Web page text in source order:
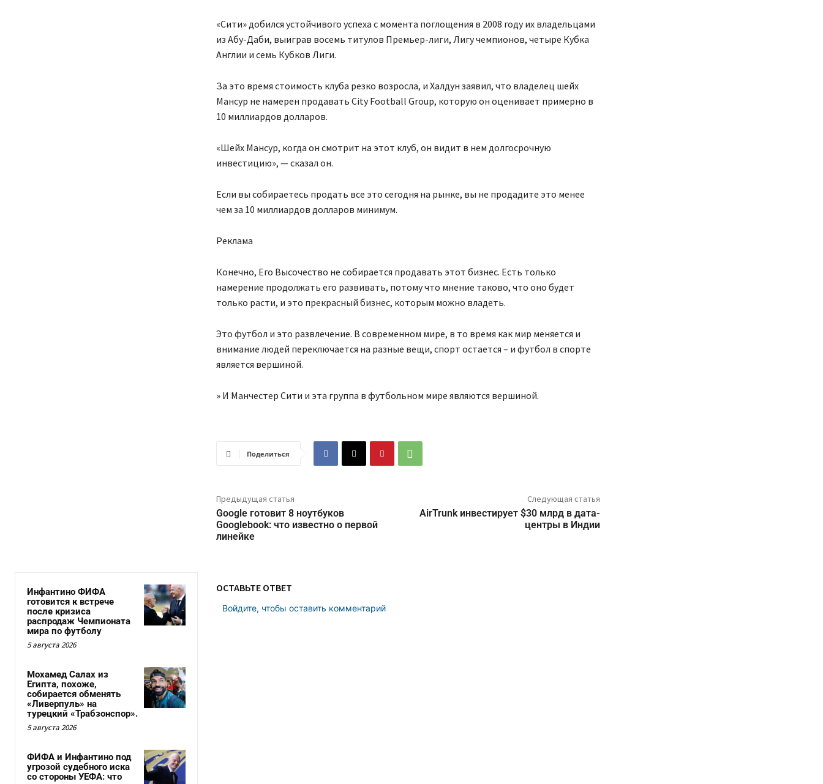
«Сити» добился устойчивого успеха с момента поглощения в 2008 году их владельцами
из Абу-Даби, выиграв восемь титулов Премьер-лиги, Лигу чемпионов, четыре Кубка
Англии и семь Кубков Лиги.
За это время стоимость клуба резко возросла, и Халдун заявил, что владелец шейх
Мансур не намерен продавать City Football Group, которую он оценивает примерно в
10 миллиардов долларов.
«Шейх Мансур, когда он смотрит на этот клуб, он видит в нем долгосрочную
инвестицию», — сказал он.
Если вы собираетесь продать все это сегодня на рынке, вы не продадите это менее
чем за 10 миллиардов долларов минимум.
Реклама
Конечно, Его Высочество не собирается продавать этот бизнес. Есть только
намерение продолжать его развивать, потому что мнение таково, что оно будет
только расти, и это прекрасный бизнес, которым можно владеть.
Это футбол и это развлечение. В современном мире, в то время как мир меняется и
внимание людей переключается на разные вещи, спорт остается – и футбол в спорте
является вершиной.
» И Манчестер Сити и эта группа в футбольном мире являются вершиной.
Поделиться
Предыдущая статья
Google готовит 8 ноутбуков
Googlebook: что известно о первой
линейке
Следующая статья
AirTrunk инвестирует $30 млрд в дата-
центры в Индии
Инфантино ФИФА
готовится к встрече
после кризиса
распродаж Чемпионата
мира по футболу
5 августа 2026
Мохамед Салах из
Египта, похоже,
собирается обменять
«Ливерпуль» на
турецкий «Трабзонспор».
5 августа 2026
ФИФА и Инфантино под
угрозой судебного иска
со стороны УЕФА: что
ОСТАВЬТЕ ОТВЕТ
Войдите, чтобы оставить комментарий